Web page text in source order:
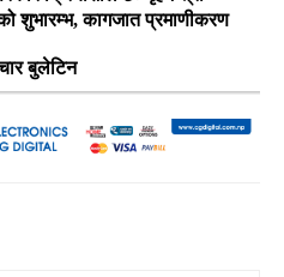
शुभारम्भ, कागजात प्रमाणीकरण
बुलेटिन